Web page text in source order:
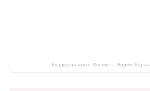
Квадра на карте Москвы — Яндекс.Карты